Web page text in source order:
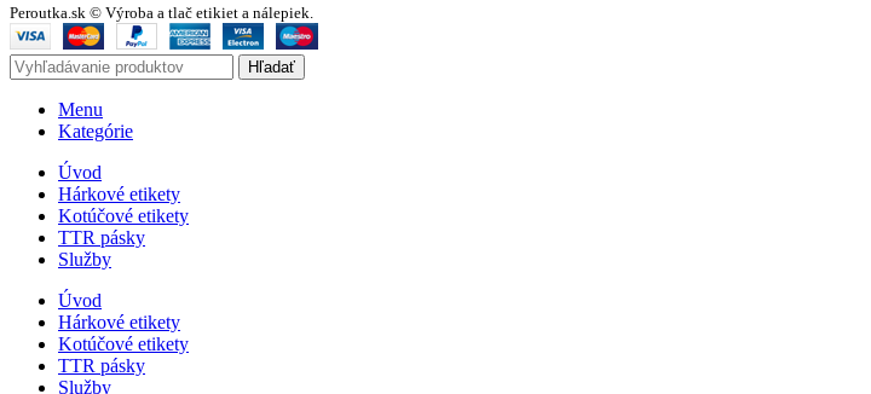
Peroutka.sk © Výroba a tlač etikiet a nálepiek.
Hľadať
Menu
Kategórie
Úvod
Hárkové etikety
Kotúčové etikety
TTR pásky
Služby
Úvod
Hárkové etikety
Kotúčové etikety
TTR pásky
Služby